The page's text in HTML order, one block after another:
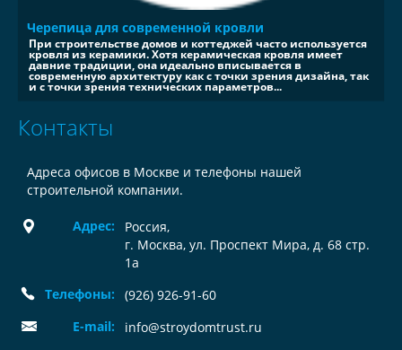
Черепица для современной кровли
При строительстве домов и коттеджей часто используется
кровля из керамики. Хотя керамическая кровля имеет
давние традиции, она идеально вписывается в
современную архитектуру как с точки зрения дизайна, так
и с точки зрения технических параметров...
Контакты
Адреса офисов в Москве и телефоны нашей
строительной компании.
Адрес: Россия,
г. Москва, ул. Проспект Мира, д. 68 стр.
1а
Телефоны:
(926) 926-91-60
E-mail:
info@stroydomtrust.ru